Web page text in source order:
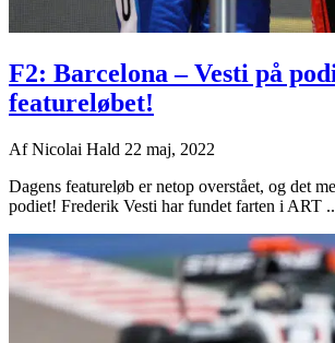
F2: Barcelona – Vesti på
featureløbet!
AfNicolai Hald 22 maj, 2022
Dagens featureløb er netop overstået, og det
podiet! Frederik Vesti har fundet farten i ART